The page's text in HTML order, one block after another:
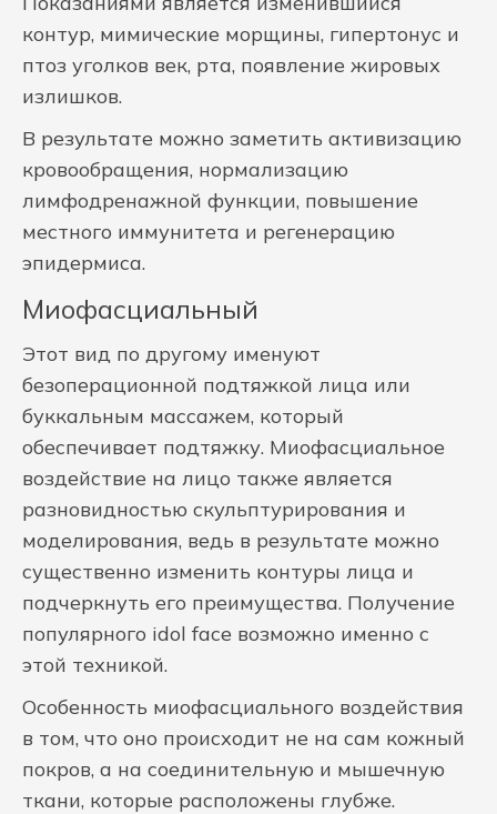
контур, мимические морщины, гипертонус и
птоз уголков век, рта, появление жировых
излишков.
В результате можно заметить активизацию
кровообращения, нормализацию
лимфодренажной функции, повышение
местного иммунитета и регенерацию
эпидермиса.
Миофасциальный
Этот вид по другому именуют
безоперационной подтяжкой лица или
буккальным массажем, который
обеспечивает подтяжку. Миофасциальное
воздействие на лицо также является
разновидностью скульптурирования и
моделирования, ведь в результате можно
существенно изменить контуры лица и
подчеркнуть его преимущества. Получение
популярного idol face возможно именно с
этой техникой.
Особенность миофасциального воздействия
в том, что оно происходит не на сам кожный
покров, а на соединительную и мышечную
ткани, которые расположены глубже.